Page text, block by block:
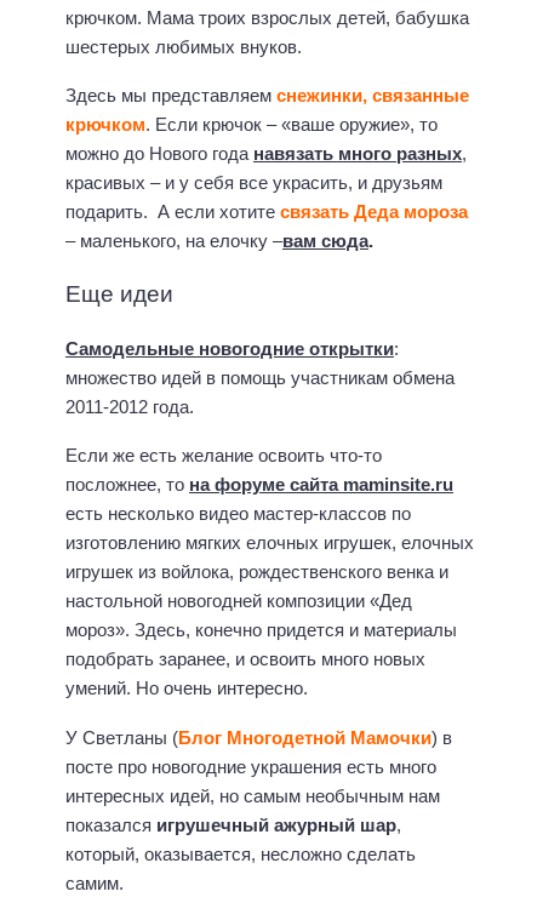
крючком. Мама троих взрослых детей, бабушка
шестерых любимых внуков.
Здесь мы представляем снежинки, связанные
крючком. Если крючок – «ваше оружие», то
можно до Нового года навязать много разных,
красивых – и у себя все украсить, и друзьям
подарить. А если хотите связать Деда мороза
– маленького, на елочку –вам сюда.
Еще идеи
Самодельные новогодние открытки:
множество идей в помощь участникам обмена
2011-2012 года.
Если же есть желание освоить что-то
посложнее, то на форуме сайта maminsite.ru
есть несколько видео мастер-классов по
изготовлению мягких елочных игрушек, елочных
игрушек из войлока, рождественского венка и
настольной новогодней композиции «Дед
мороз». Здесь, конечно придется и материалы
подобрать заранее, и освоить много новых
умений. Но очень интересно.
У Светланы (Блог Многодетной Мамочки) в
посте про новогодние украшения есть много
интересных идей, но самым необычным нам
показался игрушечный ажурный шар,
который, оказывается, несложно сделать
самим.